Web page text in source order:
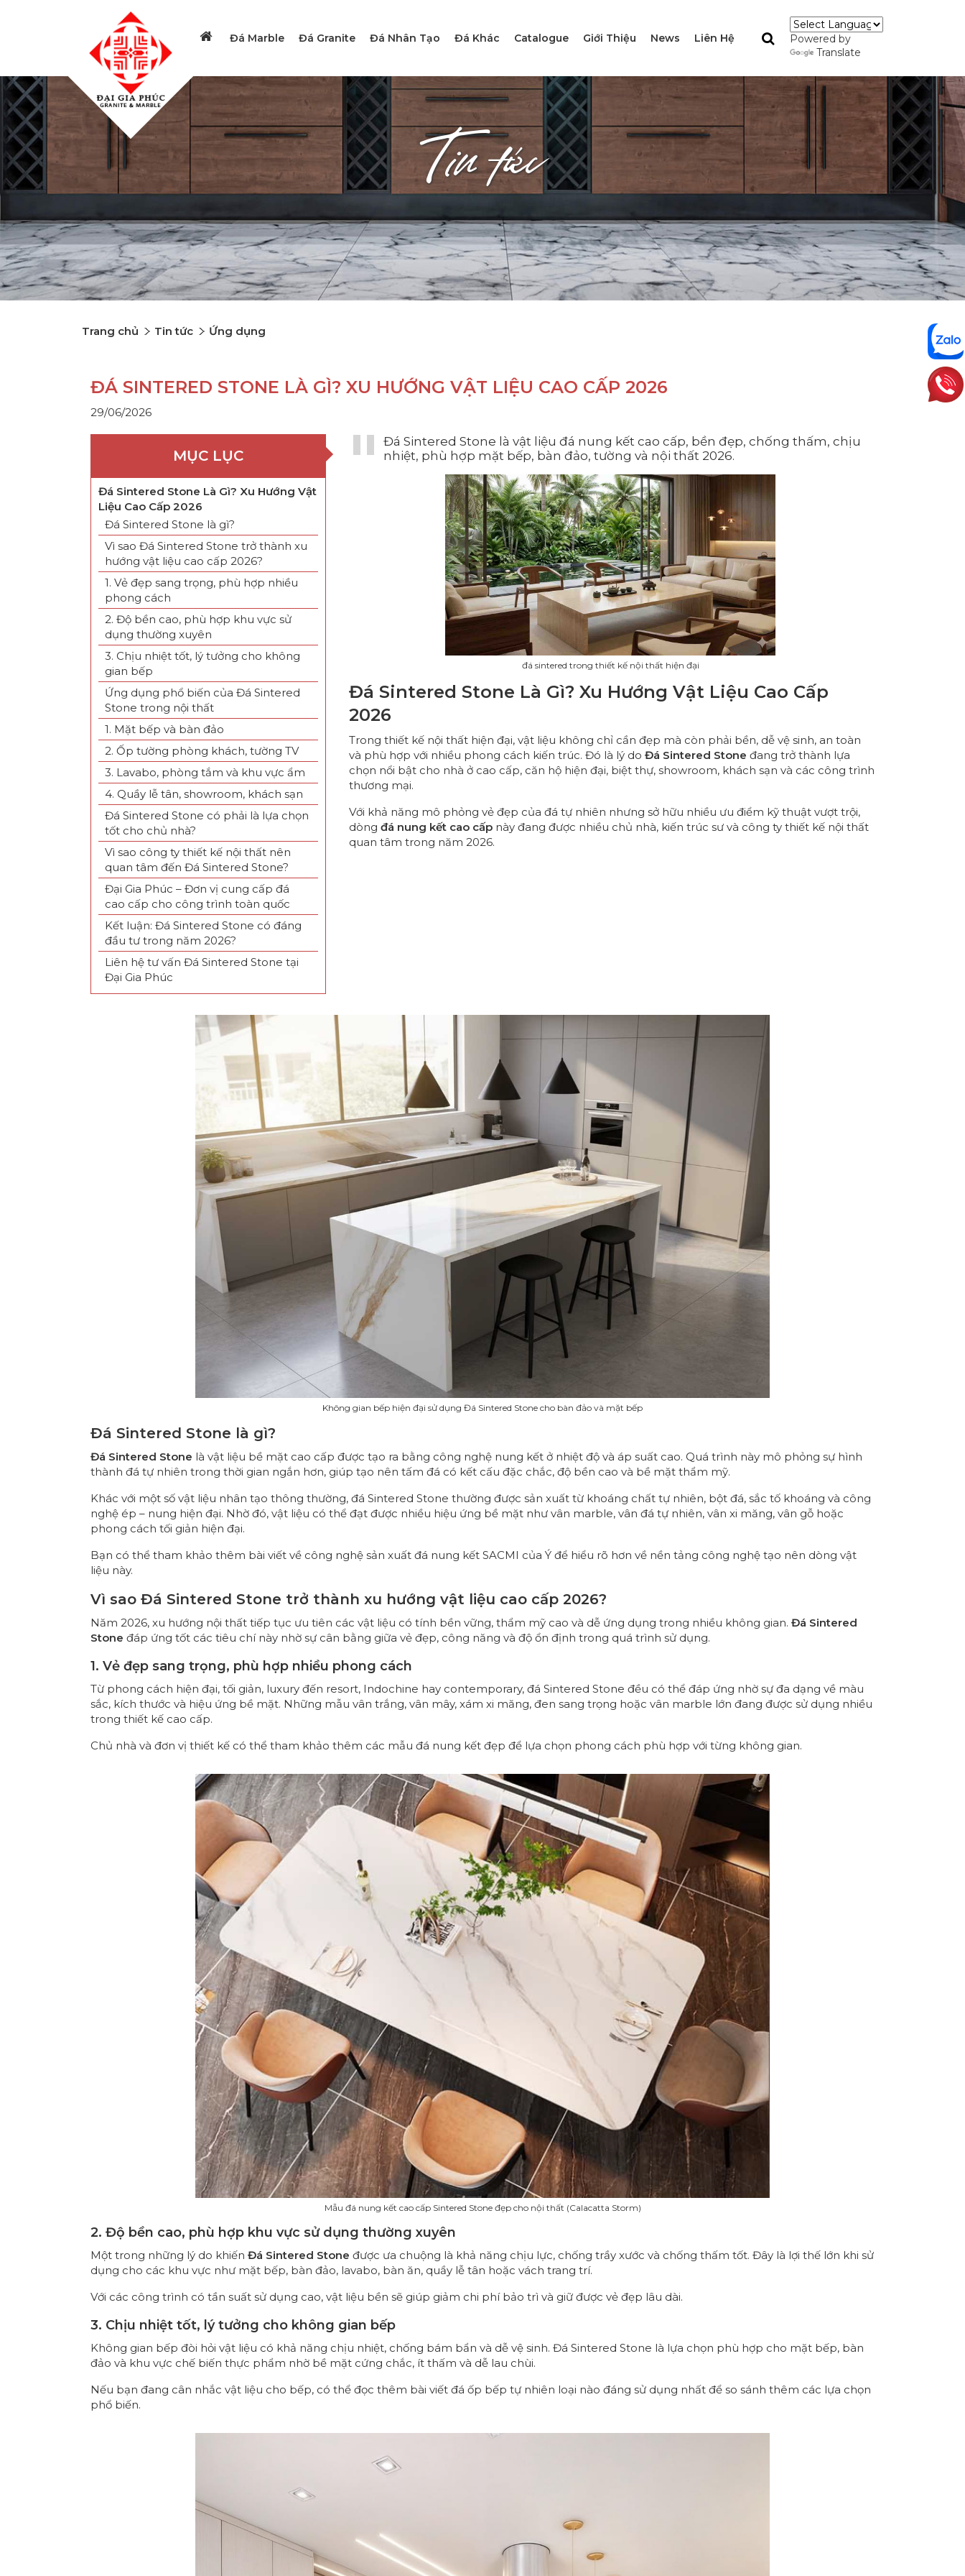
Đá Marble Đá Granite Đá Nhân Tạo Đá Khác Catalogue Giới Thiệu News Liên Hệ
Powered by
Translate
Tin tức
Trang chủ Tin tức Ứng dụng
ĐÁ SINTERED STONE LÀ GÌ? XU HƯỚNG VẬT LIỆU CAO CẤP 2026
29/06/2026
MỤC LỤC
Đá Sintered Stone Là Gì? Xu Hướng Vật
Liệu Cao Cấp 2026
Đá Sintered Stone là gì?
Vì sao Đá Sintered Stone trở thành xu
hướng vật liệu cao cấp 2026?
1. Vẻ đẹp sang trọng, phù hợp nhiều
phong cách
2. Độ bền cao, phù hợp khu vực sử
dụng thường xuyên
3. Chịu nhiệt tốt, lý tưởng cho không
gian bếp
Ứng dụng phổ biến của Đá Sintered
Stone trong nội thất
1. Mặt bếp và bàn đảo
2. Ốp tường phòng khách, tường TV
3. Lavabo, phòng tắm và khu vực ẩm
4. Quầy lễ tân, showroom, khách sạn
Đá Sintered Stone có phải là lựa chọn
tốt cho chủ nhà?
Vì sao công ty thiết kế nội thất nên
quan tâm đến Đá Sintered Stone?
Đại Gia Phúc – Đơn vị cung cấp đá
cao cấp cho công trình toàn quốc
Kết luận: Đá Sintered Stone có đáng
đầu tư trong năm 2026?
Liên hệ tư vấn Đá Sintered Stone tại
Đại Gia Phúc
Đá Sintered Stone là vật liệu đá nung kết cao cấp, bền đẹp, chống thấm, chịu
nhiệt, phù hợp mặt bếp, bàn đảo, tường và nội thất 2026.
đá sintered trong thiết kế nội thất hiện đại
Đá Sintered Stone Là Gì? Xu Hướng Vật Liệu Cao Cấp
2026
Trong thiết kế nội thất hiện đại, vật liệu không chỉ cần đẹp mà còn phải bền, dễ vệ sinh, an toàn
và phù hợp với nhiều phong cách kiến trúc. Đó là lý do Đá Sintered Stone đang trở thành lựa
chọn nổi bật cho nhà ở cao cấp, căn hộ hiện đại, biệt thự, showroom, khách sạn và các công trình
thương mại.
Với khả năng mô phỏng vẻ đẹp của đá tự nhiên nhưng sở hữu nhiều ưu điểm kỹ thuật vượt trội,
dòng đá nung kết cao cấpnày đang được nhiều chủ nhà, kiến trúc sư và công ty thiết kế nội thất
quan tâm trong năm 2026.
Không gian bếp hiện đại sử dụng Đá Sintered Stone cho bàn đảo và mặt bếp
Đá Sintered Stone là gì?
Đá Sintered Stone là vật liệu bề mặt cao cấp được tạo ra bằng công nghệ nung kết ở nhiệt độ và áp suất cao. Quá trình này mô phỏng sự hình
thành đá tự nhiên trong thời gian ngắn hơn, giúp tạo nên tấm đá có kết cấu đặc chắc, độ bền cao và bề mặt thẩm mỹ.
Khác với một số vật liệu nhân tạo thông thường, đá Sintered Stone thường được sản xuất từ khoáng chất tự nhiên, bột đá, sắc tố khoáng và công
nghệ ép – nung hiện đại. Nhờ đó, vật liệu có thể đạt được nhiều hiệu ứng bề mặt như vân marble, vân đá tự nhiên, vân xi măng, vân gỗ hoặc
phong cách tối giản hiện đại.
Bạn có thể tham khảo thêm bài viết về công nghệ sản xuất đá nung kết SACMI của Ý để hiểu rõ hơn về nền tảng công nghệ tạo nên dòng vật
liệu này.
Vì sao Đá Sintered Stone trở thành xu hướng vật liệu cao cấp 2026?
Năm 2026, xu hướng nội thất tiếp tục ưu tiên các vật liệu có tính bền vững, thẩm mỹ cao và dễ ứng dụng trong nhiều không gian. Đá Sintered
Stone đáp ứng tốt các tiêu chí này nhờ sự cân bằng giữa vẻ đẹp, công năng và độ ổn định trong quá trình sử dụng.
1. Vẻ đẹp sang trọng, phù hợp nhiều phong cách
Từ phong cách hiện đại, tối giản, luxury đến resort, Indochine hay contemporary, đá Sintered Stone đều có thể đáp ứng nhờ sự đa dạng về màu
sắc, kích thước và hiệu ứng bề mặt. Những mẫu vân trắng, vân mây, xám xi măng, đen sang trọng hoặc vân marble lớn đang được sử dụng nhiều
trong thiết kế cao cấp.
Chủ nhà và đơn vị thiết kế có thể tham khảo thêm các mẫu đá nung kết đẹp để lựa chọn phong cách phù hợp với từng không gian.
Mẫu đá nung kết cao cấp Sintered Stone đẹp cho nội thất (Calacatta Storm)
2. Độ bền cao, phù hợp khu vực sử dụng thường xuyên
Một trong những lý do khiến Đá Sintered Stone được ưa chuộng là khả năng chịu lực, chống trầy xước và chống thấm tốt. Đây là lợi thế lớn khi sử
dụng cho các khu vực như mặt bếp, bàn đảo, lavabo, bàn ăn, quầy lễ tân hoặc vách trang trí.
Với các công trình có tần suất sử dụng cao, vật liệu bền sẽ giúp giảm chi phí bảo trì và giữ được vẻ đẹp lâu dài.
3. Chịu nhiệt tốt, lý tưởng cho không gian bếp
Không gian bếp đòi hỏi vật liệu có khả năng chịu nhiệt, chống bám bẩn và dễ vệ sinh. Đá Sintered Stone là lựa chọn phù hợp cho mặt bếp, bàn
đảo và khu vực chế biến thực phẩm nhờ bề mặt cứng chắc, ít thấm và dễ lau chùi.
Nếu bạn đang cân nhắc vật liệu cho bếp, có thể đọc thêm bài viết đá ốp bếp tự nhiên loại nào đáng sử dụng nhất để so sánh thêm các lựa chọn
phổ biến.